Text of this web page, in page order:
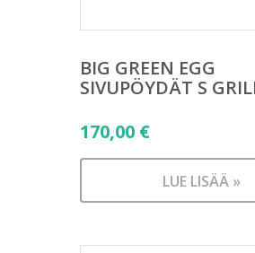
BIG GREEN EGG
SIVUPÖYDÄT S
170,00 €
LUE LISÄÄ »